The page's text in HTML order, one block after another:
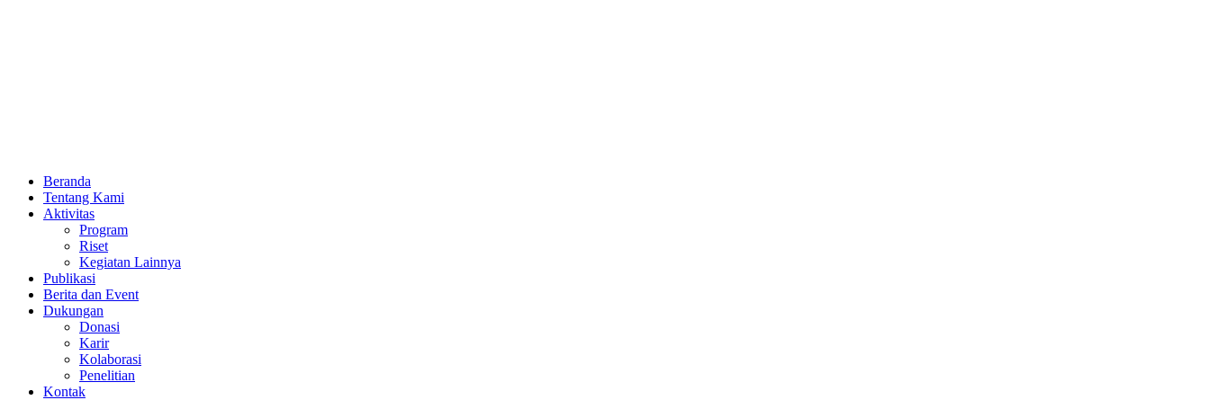
Beranda
Tentang Kami
Aktivitas
Program
Riset
Kegiatan Lainnya
Publikasi
Berita dan Event
Dukungan
Donasi
Karir
Kolaborasi
Penelitian
Kontak